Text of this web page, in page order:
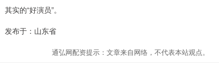
其实的“好演员”。
发布于：山东省
通弘网配资提示：文章来自网络，不代表本站观点。